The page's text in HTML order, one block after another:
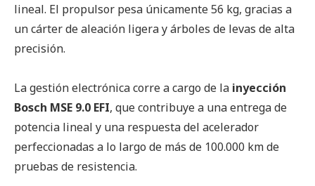
lineal. El propulsor pesa únicamente 56 kg, gracias a
un cárter de aleación ligera y árboles de levas de alta
precisión.
La gestión electrónica corre a cargo de la inyección
Bosch MSE 9.0 EFI, que contribuye a una entrega de
potencia lineal y una respuesta del acelerador
perfeccionadas a lo largo de más de 100.000 km de
pruebas de resistencia.